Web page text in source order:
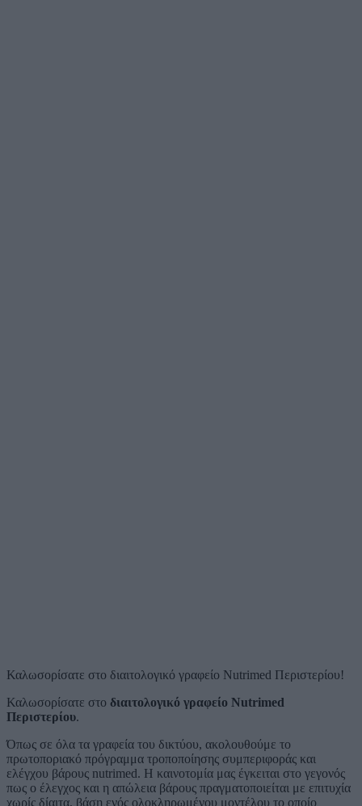
Καλωσορίσατε στο διαιτολογικό γραφείο Nutrimed Περιστερίου!
Καλωσορίσατε στο διαιτολογικό γραφείο Nutrimed
Περιστερίου.
Όπως σε όλα τα γραφεία του δικτύου, ακολουθούμε το
πρωτοποριακό πρόγραμμα τροποποίησης συμπεριφοράς και
ελέγχου βάρους nutrimed. Η καινοτομία μας έγκειται στο γεγονός
πως ο έλεγχος και η απώλεια βάρους πραγματοποιείται με επιτυχία
χωρίς δίαιτα, βάση ενός ολοκληρωμένου μοντέλου το οποίο